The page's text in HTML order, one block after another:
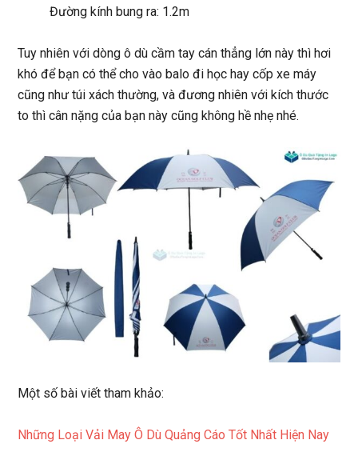
Đường kính bung ra: 1.2m
Tuy nhiên với dòng ô dù cầm tay cán thẳng lớn này thì hơi
khó để bạn có thể cho vào balo đi học hay cốp xe máy
cũng như túi xách thường, và đương nhiên với kích thước
to thì cân nặng của bạn này cũng không hề nhẹ nhé.
Một số bài viết tham khảo:
Những Loại Vải May Ô Dù Quảng Cáo Tốt Nhất Hiện Nay